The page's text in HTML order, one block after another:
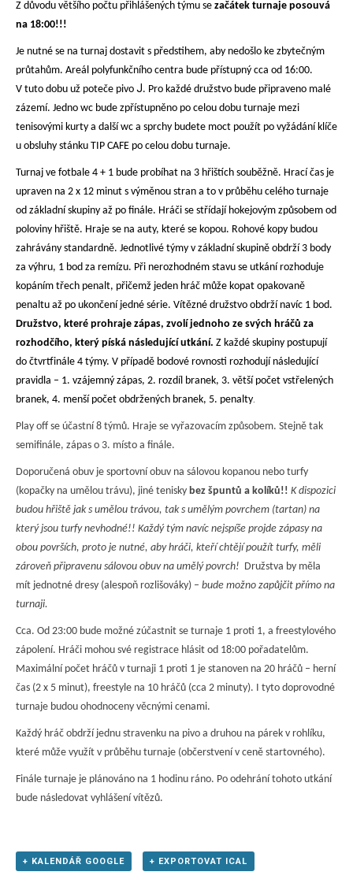
Z důvodu většího počtu přihlášených týmu se začátek turnaje posouvá
na 18:00!!!
Je nutné se na turnaj dostavit s předstihem, aby nedošlo ke zbytečným
průtahům. Areál polyfunkčního centra bude přístupný cca od 16:00.
V tuto dobu už poteče pivo J. Pro každé družstvo bude připraveno malé
zázemí. Jedno wc bude zpřístupněno po celou dobu turnaje mezi
tenisovými kurty a další wc a sprchy budete moct použít po vyžádání klíče
u obsluhy stánku TIP CAFE po celou dobu turnaje.
Turnaj ve fotbale 4 + 1 bude probíhat na 3 hřištích souběžně. Hrací čas je
upraven na 2 x 12 minut s výměnou stran a to v průběhu celého turnaje
od základní skupiny až po finále. Hráči se střídají hokejovým způsobem od
poloviny hřiště. Hraje se na auty, které se kopou. Rohové kopy budou
zahrávány standardně. Jednotlivé týmy v základní skupině obdrží 3 body
za výhru, 1 bod za remízu. Při nerozhodném stavu se utkání rozhoduje
kopáním třech penalt, přičemž jeden hráč může kopat opakovaně
penaltu až po ukončení jedné série. Vítězné družstvo obdrží navíc 1 bod.
Družstvo, které prohraje zápas, zvolí jednoho ze svých hráčů za
rozhodčího, který píská následující utkání. Z každé skupiny postupují
do čtvrtfinále 4 týmy. V případě bodové rovnosti rozhodují následující
pravidla – 1. vzájemný zápas, 2. rozdíl branek, 3. větší počet vstřelených
branek, 4. menší počet obdržených branek, 5. penalty
Play off se účastní 8 týmů. Hraje se vyřazovacím způsobem. Stejně tak
semifinále, zápas o 3. místo a finále.
Doporučená obuv je sportovní obuv na sálovou kopanou nebo turfy
(kopačky na umělou trávu), jiné tenisky bez špuntů a kolíků!! K dispozici
budou hřiště jak s umělou trávou, tak s umělým povrchem (tartan) na
který jsou turfy nevhodné!! Každý tým navíc nejspíše projde zápasy na
obou površích, proto je nutné, aby hráči, kteří chtějí použít turfy, měli
zároveň připravenu sálovou obuv na umělý povrch! Družstva by měla
mít jednotné dresy (alespoň rozlišováky) – bude možno zapůjčit přímo na
turnaji.
Cca. Od 23:00 bude možné zúčastnit se turnaje 1 proti 1, a freestylového
zápolení. Hráči mohou své registrace hlásit od 18:00 pořadatelům.
Maximální počet hráčů v turnaji 1 proti 1 je stanoven na 20 hráčů – herní
čas (2 x 5 minut), freestyle na 10 hráčů (cca 2 minuty). I tyto doprovodné
turnaje budou ohodnoceny věcnými cenami.
Každý hráč obdrží jednu stravenku na pivo a druhou na párek v rohlíku,
které může využít v průběhu turnaje (občerstvení v ceně startovného).
Finále turnaje je plánováno na 1 hodinu ráno. Po odehrání tohoto utkání
bude následovat vyhlášení vítězů.
+ KALENDÁŘ GOOGLE + EXPORTOVAT ICAL